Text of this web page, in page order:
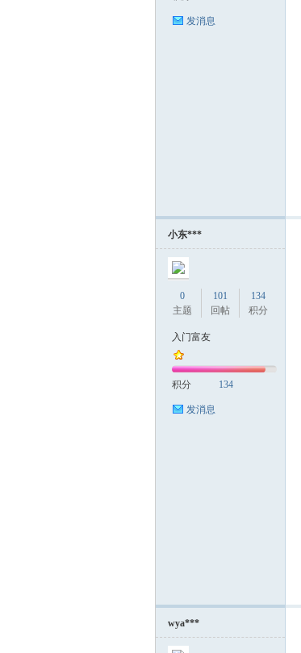
发消息
小东***
0
主题
101
回帖
134
积分
入门富友
积分 134
发消息
wya***